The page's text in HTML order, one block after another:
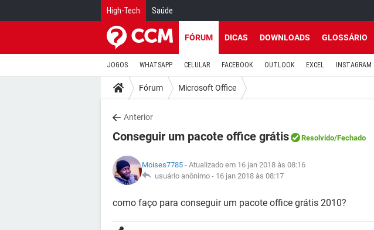
High-Tech Saúde
FÓRUM DICAS DOWNLOADS GLOSSÁRIO
JOGOS WHATSAPP CELULAR FACEBOOK OUTLOOK EXCEL INSTAGRAM
Fórum Microsoft Office
Anterior
Conseguir um pacote office grátis Resolvido/Fechado
Moises7785 - Atualizado em 16 jan 2018 às 08:16
usuário anônimo - 16 jan 2018 às 08:17
como faço para conseguir um pacote office grátis 2010?